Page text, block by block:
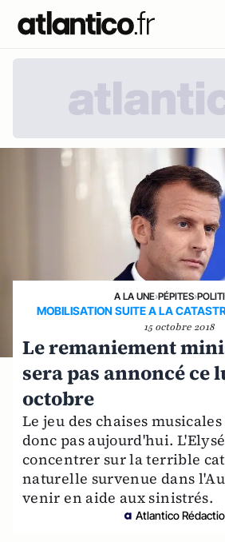
A LA UNE›PÉPITES›
MOBILISATION SUITE A LA
15 octobre 2018
Le remaniement
sera pas annoncé ce
octobre
Le jeu des chaises
donc pas aujourd'hui.
concentrer sur la terrible
naturelle survenue dans
venir en aide aux sinistrés.
Atlantico